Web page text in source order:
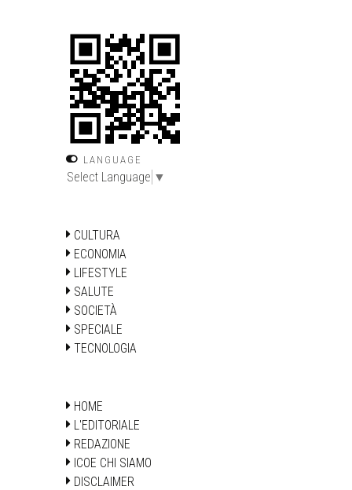
LANGUAGE
Select Language ▼
CULTURA
ECONOMIA
LIFESTYLE
SALUTE
SOCIETÀ
SPECIALE
TECNOLOGIA
HOME
L'EDITORIALE
REDAZIONE
ICOE CHI SIAMO
DISCLAIMER